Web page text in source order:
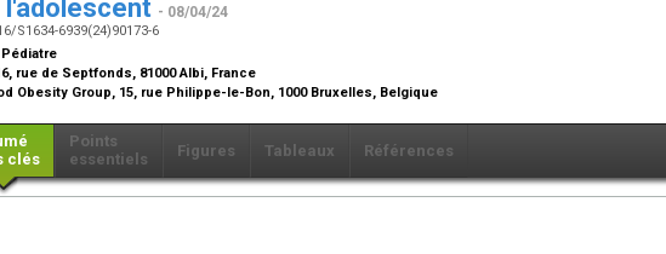
l'adolescent - 08/04/24
S1634-6939(24)90173-6
Pédiatre
rue de Septfonds, 81000 Albi, France
Obesity Group, 15, rue Philippe-le-Bon, 1000 Bruxelles, Belgique
clés
Points
essentiels
Figures Tableaux Références